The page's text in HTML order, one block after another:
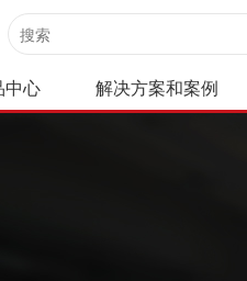
中心 解决方案和案例